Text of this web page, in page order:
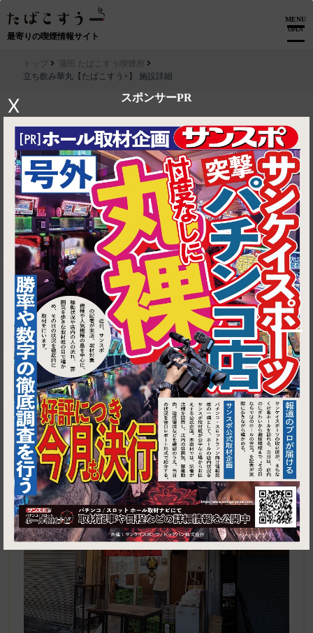
最寄りの喫煙情報サイト
MENU
OPEN
スポンサーPR
X
1
トップ
蒲田 たばこすう喫煙所
立ち飲み華丸【たばこすう+】 施設詳細
▶ ルートを見る
蒲田 たばこすう喫煙所│立ち飲み華丸【たばこすう+】
東京都大田区西蒲田7-29-3